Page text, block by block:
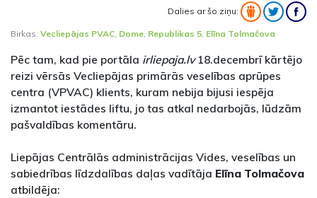
Dalies ar šo ziņu:
Birkas: Vecliepājas PVAC, Dome, Republikas 5, Elīna Tolmačova
Pēc tam, kad pie portāla irliepaja.lv18.decembrī kārtējo
reizi vērsās Vecliepājas primārās veselības aprūpes
centra (VPVAC) klients, kuram nebija bijusi iespēja
izmantot iestādes liftu, jo tas atkal nedarbojās, lūdzām
pašvaldības komentāru.
Liepājas Centrālās administrācijas Vides, veselības un
sabiedrības līdzdalības daļas vadītāja Elīna Tolmačova
atbildēja: